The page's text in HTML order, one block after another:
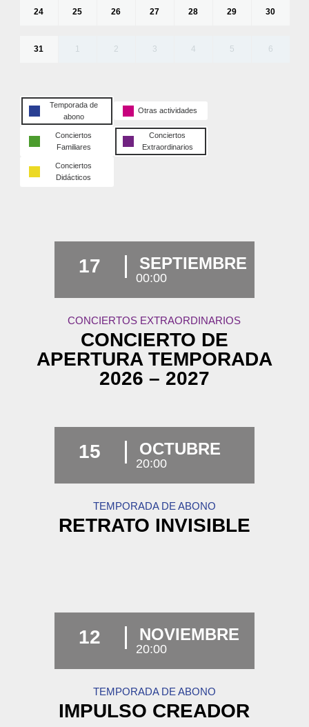
24 25 26 27 28 29 30
31 1 2 3 4 5 6
Temporada de
abono
Otras actividades
Conciertos
Familiares
Conciertos
Extraordinarios
Conciertos
Didácticos
17 SEPTIEMBRE
00:00
CONCIERTOS EXTRAORDINARIOS
CONCIERTO DE
APERTURA TEMPORADA
2026 – 2027
15 OCTUBRE
20:00
TEMPORADA DE ABONO
RETRATO INVISIBLE
12 NOVIEMBRE
20:00
TEMPORADA DE ABONO
IMPULSO CREADOR